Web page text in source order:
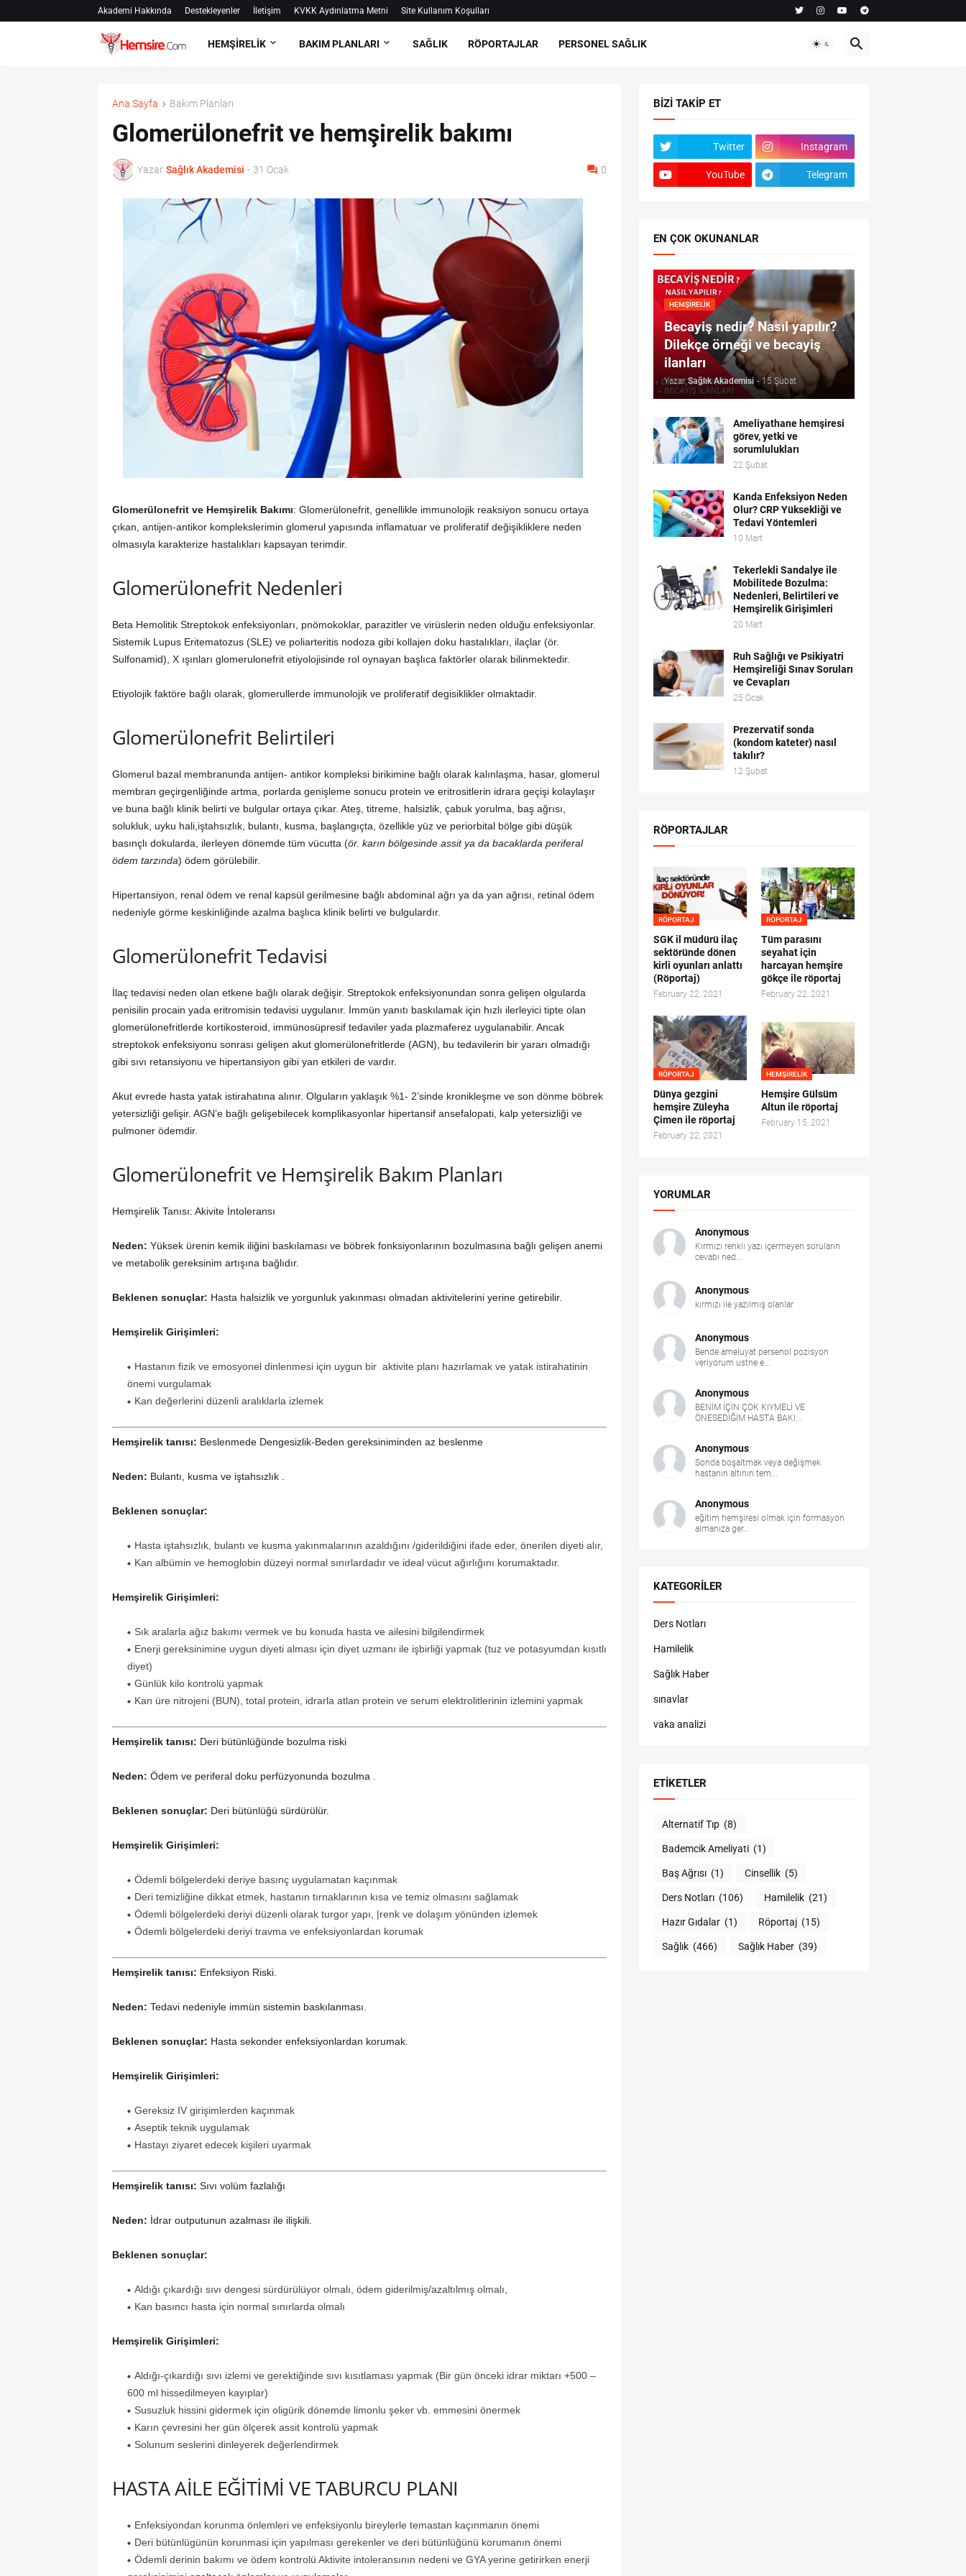
Akademi Hakkında Destekleyenler İletişim KVKK Aydınlatma Metni Site Kullanım Koşulları
HEMŞİRELİK BAKIM PLANLARI SAĞLIK RÖPORTAJLAR PERSONEL SAĞLIK
Ana Sayfa Bakım Planları
Glomerülonefrit ve hemşirelik bakımı
Yazar Sağlık Akademisi - 31 Ocak 0
Glomerülonefrit ve Hemşirelik Bakımı: Glomerülonefrit, genellikle immunolojik reaksiyon sonucu ortaya
çıkan, antijen-antikor komplekslerimin glomerul yapısında inflamatuar ve proliferatif değişikliklere neden
olmasıyla karakterize hastalıkları kapsayan terimdir.
Glomerülonefrit Nedenleri
Beta Hemolitik Streptokok enfeksiyonları, pnömokoklar, parazitler ve virüslerin neden olduğu enfeksiyonlar.
Sistemik Lupus Eritematozus (SLE) ve poliarteritis nodoza gibi kollajen doku hastalıkları, ilaçlar (ör.
Sulfonamid), X ışınları glomerulonefrit etiyolojisinde rol oynayan başlıca faktörler olarak bilinmektedir.
Etiyolojik faktöre bağlı olarak, glomerullerde immunolojik ve proliferatif degisiklikler olmaktadir.
Glomerülonefrit Belirtileri
Glomerul bazal membranunda antijen- antikor kompleksi birikimine bağlı olarak kalınlaşma, hasar, glomerul
membran geçirgenliğinde artma, porlarda genişleme sonucu protein ve eritrositlerin idrara geçişi kolaylaşır
ve buna bağlı klinik belirti ve bulgular ortaya çıkar. Ateş, titreme, halsizlik, çabuk yorulma, baş ağrısı,
solukluk, uyku hali,iştahsızlık, bulantı, kusma, başlangıçta, özellikle yüz ve periorbital bölge gibi düşük
basınçlı dokularda, ilerleyen dönemde tüm vücutta (ör. karın bölgesinde assit ya da bacaklarda periferal
ödem tarzında) ödem görülebilir.
Hipertansiyon, renal ödem ve renal kapsül gerilmesine bağlı abdominal ağrı ya da yan ağrısı, retinal ödem
nedeniyle görme keskinliğinde azalma başlıca klinik belirti ve bulgulardır.
Glomerülonefrit Tedavisi
İlaç tedavisi neden olan etkene bağlı olarak değişir. Streptokok enfeksiyonundan sonra gelişen olgularda
penisilin procain yada eritromisin tedavisi uygulanır. İmmün yanıtı baskılamak için hızlı ilerleyici tipte olan
glomerülonefritlerde kortikosteroid, immünosüpresif tedaviler yada plazmaferez uygulanabilir. Ancak
streptokok enfeksiyonu sonrası gelişen akut glomerülonefritlerde (AGN), bu tedavilerin bir yararı olmadığı
gibi sıvı retansiyonu ve hipertansiyon gibi yan etkileri de vardır.
Akut evrede hasta yatak istirahatına alınır. Olguların yaklaşık %1- 2’sinde kronikleşme ve son dönme böbrek
yetersizliği gelişir. AGN’e bağlı gelişebilecek komplikasyonlar hipertansif ansefalopati, kalp yetersizliği ve
pulmoner ödemdir.
Glomerülonefrit ve Hemşirelik Bakım Planları
Hemşirelik Tanısı: Akivite İntoleransı
Neden: Yüksek ürenin kemik iliğini baskılaması ve böbrek fonksiyonlarının bozulmasına bağlı gelişen anemi
ve metabolik gereksinim artışına bağlıdır.
Beklenen sonuçlar: Hasta halsizlik ve yorgunluk yakınması olmadan aktivitelerini yerine getirebilir.
Hemşirelik Girişimleri:
Hastanın fizik ve emosyonel dinlenmesi için uygun bir aktivite planı hazırlamak ve yatak istirahatinin
önemi vurgulamak
Kan değerlerini düzenli aralıklarla izlemek
Hemşirelik tanısı: Beslenmede Dengesizlik-Beden gereksiniminden az beslenme
Neden: Bulantı, kusma ve iştahsızlık .
Beklenen sonuçlar:
Hasta iştahsızlık, bulantı ve kusma yakınmalarının azaldığını /giderildiğini ifade eder, önerilen diyeti alır,
Kan albümin ve hemoglobin düzeyi normal sınırlardadır ve ideal vücut ağırlığını korumaktadır.
Hemşirelik Girişimleri:
Sık aralarla ağız bakımı vermek ve bu konuda hasta ve ailesini bilgilendirmek
Enerji gereksinimine uygun diyeti alması için diyet uzmanı ile işbirliği yapmak (tuz ve potasyumdan kısıtlı
diyet)
Günlük kilo kontrolü yapmak
Kan üre nitrojeni (BUN), total protein, idrarla atlan protein ve serum elektrolitlerinin izlemini yapmak
Hemşirelik tanısı: Deri bütünlüğünde bozulma riski
Neden: Ödem ve periferal doku perfüzyonunda bozulma .
Beklenen sonuçlar: Deri bütünlüğü sürdürülür.
Hemşirelik Girişimleri:
Ödemli bölgelerdeki deriye basınç uygulamatan kaçınmak
Deri temizliğine dikkat etmek, hastanın tırnaklarının kısa ve temiz olmasını sağlamak
Ödemli bölgelerdeki deriyi düzenli olarak turgor yapı, |renk ve dolaşım yönünden izlemek
Ödemli bölgelerdeki deriyi travma ve enfeksiyonlardan korumak
Hemşirelik tanısı: Enfeksiyon Riski.
Neden: Tedavi nedeniyle immün sistemin baskılanması.
Beklenen sonuçlar: Hasta sekonder enfeksiyonlardan korumak.
Hemşirelik Girişimleri:
Gereksiz IV girişimlerden kaçınmak
Aseptik teknik uygulamak
Hastayı ziyaret edecek kişileri uyarmak
Hemşirelik tanısı: Sıvı volüm fazlalığı
Neden: İdrar outputunun azalması ile ilişkili.
Beklenen sonuçlar:
Aldığı çıkardığı sıvı dengesi sürdürülüyor olmalı, ödem giderilmiş/azaltılmış olmalı,
Kan basıncı hasta için normal sınırlarda olmalı
Hemşirelik Girişimleri:
Aldığı-çıkardığı sıvı izlemi ve gerektiğinde sıvı kısıtlaması yapmak (Bir gün önceki idrar miktarı +500 –
600 ml hissedilmeyen kayıplar)
Susuzluk hissini gidermek için oligürik dönemde limonlu şeker vb. emmesini önermek
Karın çevresini her gün ölçerek assit kontrolü yapmak
Solunum seslerini dinleyerek değerlendirmek
HASTA AİLE EĞİTİMİ VE TABURCU PLANI
Enfeksiyondan korunma önlemleri ve enfeksiyonlu bireylerle temastan kaçınmanın önemi
Deri bütünlügünün korunmasi için yapılması gerekenler ve deri bütünlüğünü korumanın önemi
Ödemli derinin bakımı ve ödem kontrolü Aktivite intoleransının nedeni ve GYA yerine getirirken enerji
BIZI TAKIP ET
Twitter Instagram
YouTube Telegram
EN ÇOK OKUNANLAR
HEMŞIRELIK
Becayiş nedir? Nasıl yapılır?
Dilekçe örneği ve becayiş
ilanları
Yazar Sağlık Akademisi - 15 Şubat
Ameliyathane hemşiresi
görev, yetki ve
sorumlulukları
22 Şubat
Kanda Enfeksiyon Neden
Olur? CRP Yüksekliği ve
Tedavi Yöntemleri
10 Mart
Tekerlekli Sandalye ile
Mobilitede Bozulma:
Nedenleri, Belirtileri ve
Hemşirelik Girişimleri
20 Mart
Ruh Sağlığı ve Psikiyatri
Hemşireliği Sınav Soruları
ve Cevapları
25 Ocak
Prezervatif sonda
(kondom kateter) nasıl
takılır?
12 Şubat
RÖPORTAJLAR
RÖPORTAJ
SGK il müdürü ilaç
sektöründe dönen
kirli oyunları anlattı
(Röportaj)
February 22, 2021
RÖPORTAJ
Tüm parasını
seyahat için
harcayan hemşire
gökçe ile röportaj
February 22, 2021
RÖPORTAJ
Dünya gezgini
hemşire Züleyha
Çimen ile röportaj
February 22, 2021
HEMŞIRELIK
Hemşire Gülsüm
Altun ile röportaj
February 15, 2021
YORUMLAR
Anonymous
Kırmızı renkli yazı içermeyen soruların
cevabı ned...
Anonymous
kırmızı ile yazılmış olanlar
Anonymous
Bende ameluyat persenol pozisyon
veriyorum ustne e...
Anonymous
BENİM İÇİN ÇOK KIYMELİ VE
ÖNESEDİĞİM HASTA BAKI...
Anonymous
Sonda boşaltmak veya değişmek
hastanın altının tem...
Anonymous
eğitim hemşiresi olmak için formasyon
almanıza ger...
KATEGORILER
Ders Notları
Hamilelik
Sağlık Haber
sınavlar
vaka analizi
ETIKETLER
Alternatif Tıp (8)
Bademcik Ameliyati (1)
Baş Ağrısı (1) Cinsellik (5)
Ders Notları (106) Hamilelik (21)
Hazır Gıdalar (1) Röportaj (15)
Sağlık (466) Sağlık Haber (39)